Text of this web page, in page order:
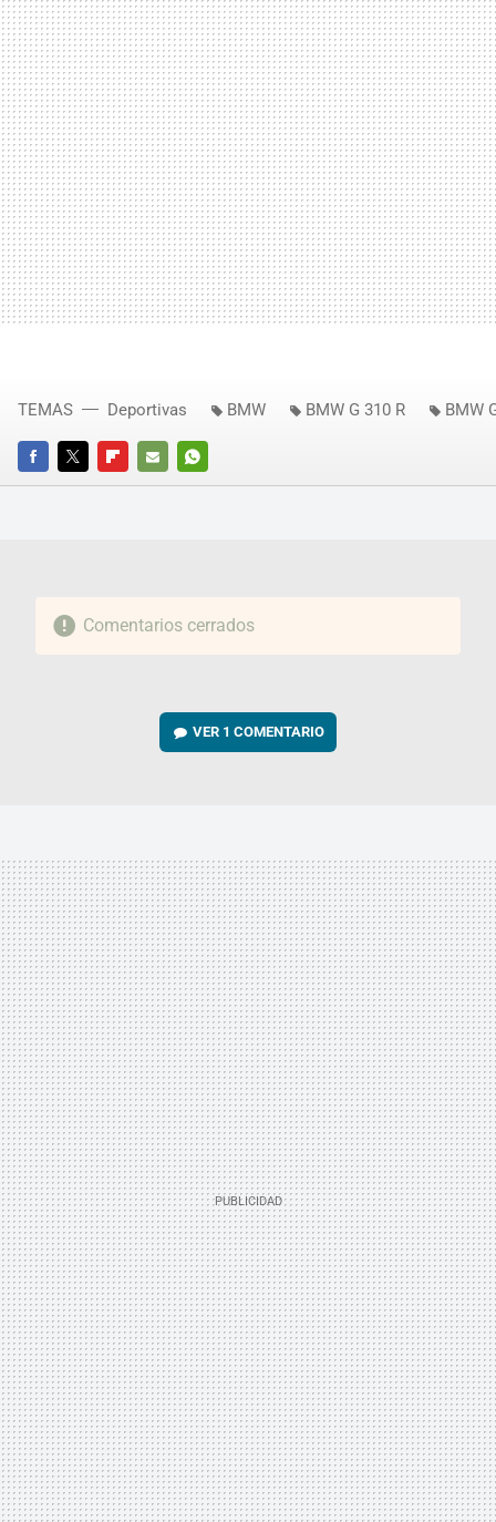
FACEBOOKTWITTERFLIPBOARD
E-
WHATSAPP
TEMAS Deportivas BMW BMW G 310 R BMW
Comentarios cerrados
VER 1 COMENTARIO